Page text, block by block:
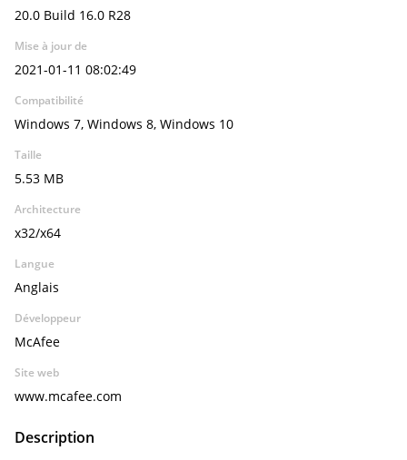
20.0 Build 16.0 R28
Mise à jour de
2021-01-11 08:02:49
Compatibilité
Windows 7, Windows 8, Windows 10
Taille
5.53 MB
Architecture
x32/x64
Langue
Anglais
Développeur
McAfee
Site web
www.mcafee.com
Description